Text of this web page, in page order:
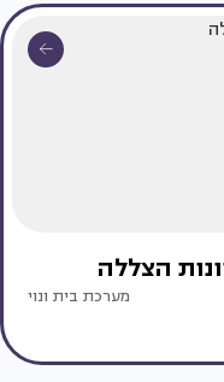
הצללה
מערכת בית ונוי